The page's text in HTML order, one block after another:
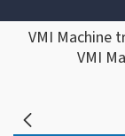
VMI Machine
VMI